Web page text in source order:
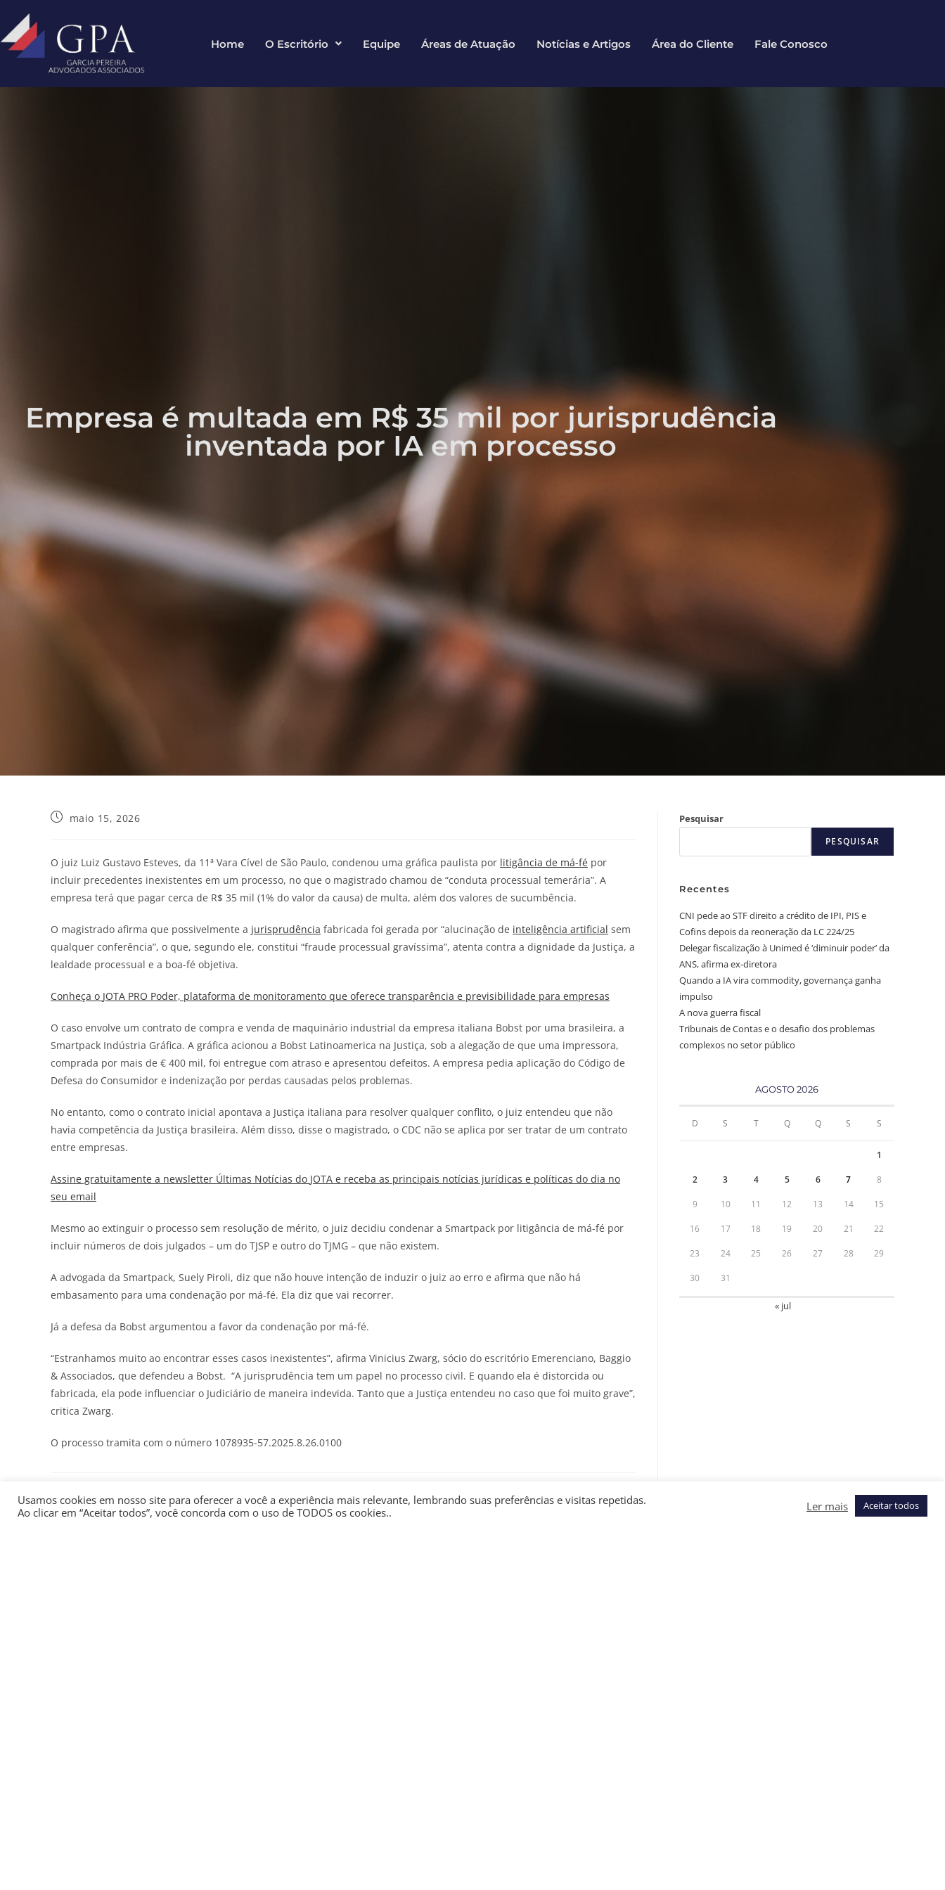
Home O Escritório Equipe Áreas de Atuação Notícias e Artigos Área do Cliente Fale Conosco
Empresa é multada em R$ 35 mil por jurisprudência
inventada por IA em processo
maio 15, 2026
O juiz Luiz Gustavo Esteves, da 11ª Vara Cível de São Paulo, condenou uma gráfica paulista por litigância de má-fé por
incluir precedentes inexistentes em um processo, no que o magistrado chamou de “conduta processual temerária”. A
empresa terá que pagar cerca de R$ 35 mil (1% do valor da causa) de multa, além dos valores de sucumbência.
O magistrado afirma que possivelmente a jurisprudência fabricada foi gerada por “alucinação de inteligência artificial sem
qualquer conferência”, o que, segundo ele, constitui “fraude processual gravíssima”, atenta contra a dignidade da Justiça, a
lealdade processual e a boa-fé objetiva.
Conheça o JOTA PRO Poder, plataforma de monitoramento que oferece transparência e previsibilidade para empresas
O caso envolve um contrato de compra e venda de maquinário industrial da empresa italiana Bobst por uma brasileira, a
Smartpack Indústria Gráfica. A gráfica acionou a Bobst Latinoamerica na Justiça, sob a alegação de que uma impressora,
comprada por mais de € 400 mil, foi entregue com atraso e apresentou defeitos. A empresa pedia aplicação do Código de
Defesa do Consumidor e indenização por perdas causadas pelos problemas.
No entanto, como o contrato inicial apontava a Justiça italiana para resolver qualquer conflito, o juiz entendeu que não
havia competência da Justiça brasileira. Além disso, disse o magistrado, o CDC não se aplica por ser tratar de um contrato
entre empresas.
Assine gratuitamente a newsletter Últimas Notícias do JOTA e receba as principais notícias jurídicas e políticas do dia no
seu email
Mesmo ao extinguir o processo sem resolução de mérito, o juiz decidiu condenar a Smartpack por litigância de má-fé por
incluir números de dois julgados – um do TJSP e outro do TJMG – que não existem.
A advogada da Smartpack, Suely Piroli, diz que não houve intenção de induzir o juiz ao erro e afirma que não há
embasamento para uma condenação por má-fé. Ela diz que vai recorrer.
Já a defesa da Bobst argumentou a favor da condenação por má-fé.
“Estranhamos muito ao encontrar esses casos inexistentes”, afirma Vinicius Zwarg, sócio do escritório Emerenciano, Baggio
& Associados, que defendeu a Bobst. “A jurisprudência tem um papel no processo civil. E quando ela é distorcida ou
fabricada, ela pode influenciar o Judiciário de maneira indevida. Tanto que a Justiça entendeu no caso que foi muito grave”,
critica Zwarg.
O processo tramita com o número 1078935-57.2025.8.26.0100
VOCÊ TAMBÉM PODE GOSTAR
Pesquisar
PESQUISAR
Recentes
CNI pede ao STF direito a crédito de IPI, PIS e
Cofins depois da reoneração da LC 224/25
Delegar fiscalização à Unimed é ‘diminuir poder’ da
ANS, afirma ex-diretora
Quando a IA vira commodity, governança ganha
impulso
A nova guerra fiscal
Tribunais de Contas e o desafio dos problemas
complexos no setor público
AGOSTO 2026
D S T Q Q S S
1
2 3 4 5 6 7 8
9 10 11 12 13 14 15
16 17 18 19 20 21 22
23 24 25 26 27 28 29
30 31
« jul
Usamos cookies em nosso site para oferecer a você a experiência mais relevante, lembrando suas preferências e visitas repetidas.
Ao clicar em “Aceitar todos”, você concorda com o uso de TODOS os cookies..
Ler mais Aceitar todos